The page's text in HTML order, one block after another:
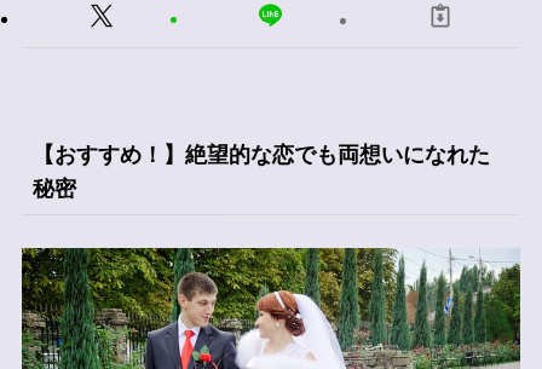
【おすすめ！】絶望的な恋でも両想いになれた
秘密